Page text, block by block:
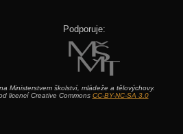
Podporuje:
Ministerstvem školství, mládeže a tělovýchovy.
licencí Creative Commons CC-BY-NC-SA 3.0